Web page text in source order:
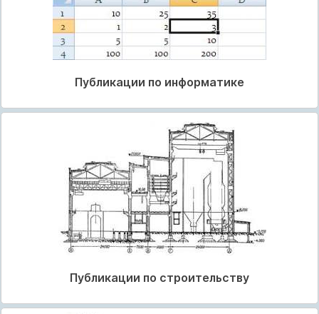
Публикации по информатике
Публикации по строительству